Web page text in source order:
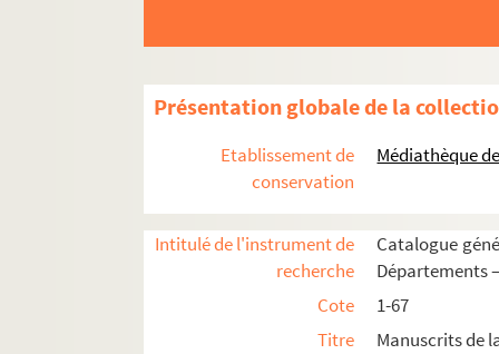
Présentation globale de la
Etablissement de
conservation
Médiathèque
Intitulé de l'instrument de
recherche
Catalogue
Départements
Cote
1-67
Titre
Manuscrits de
12. « Tractatus sacrae theologiae. De
14. « Aristotelis de natura aut rerum
15. Recueil de théologie morale
16. « Tractatus theologicus de gratia, sub
17. « Cursus philosophicus »
18. « Tomus alter et ultimus philosophiae a